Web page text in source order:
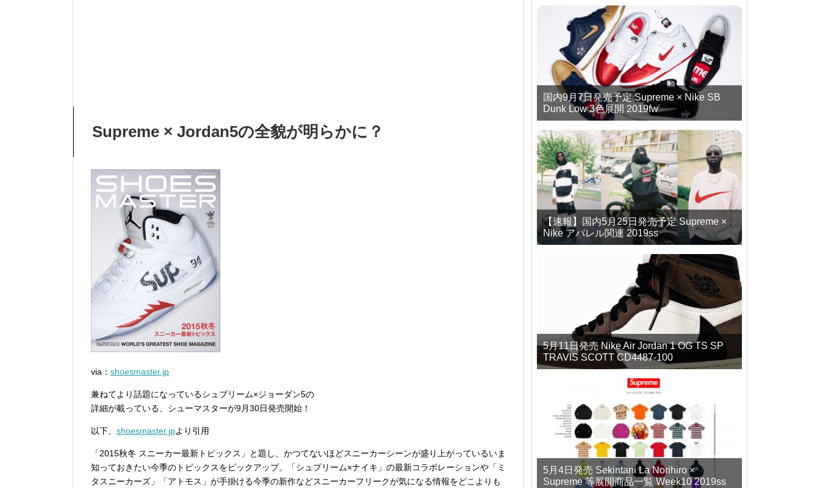
Supreme × Jordan5の全貌が明らかに？
via： shoesmaster.jp
兼ねてより話題になっているシュプリーム×ジョーダン5の
詳細が載っている、シューマスターが9月30日発売開始！
以下、 shoesmaster.jpより引用
「2015秋冬 スニーカー最新トピックス」と題し、かつてないほどスニーカーシーンが盛り上がっているいま
知っておきたい今季のトピックスをピックアップ。「シュプリーム×ナイキ」の最新コラボレーションや「ミ
タスニーカーズ」「アトモス」が手掛ける今季の新作などスニーカーフリークが気になる情報をどこよりも
国内9月7日発売予定 Supreme × Nike SB
Dunk Low 3色展開 2019fw
【速報】国内5月25日発売予定 Supreme ×
Nike アパレル関連 2019ss
5月11日発売 Nike Air Jordan 1 OG TS SP
TRAVIS SCOTT CD4487-100
5月4日発売 Sekintani La Norihiro ×
Supreme 等展開商品一覧 Week10 2019ss